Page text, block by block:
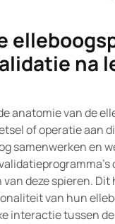
na
anatomie van de
of operatie aan
samenwerken en
deze spieren.
van hun
interactie tussen